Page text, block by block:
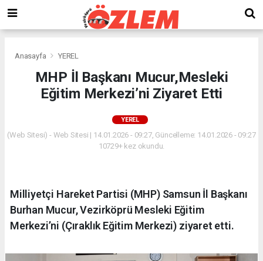
Anasayfa YEREL
MHP İl Başkanı Mucur,Mesleki
Eğitim Merkezi’ni Ziyaret Etti
YEREL
(Web Sitesi) - Web Sitesi | 14.01.2026 - 09:27, Güncelleme: 14.01.2026 - 09:27
10729+ kez okundu.
Milliyetçi Hareket Partisi (MHP) Samsun İl Başkanı
Burhan Mucur, Vezirköprü Mesleki Eğitim
Merkezi’ni (Çıraklık Eğitim Merkezi) ziyaret etti.